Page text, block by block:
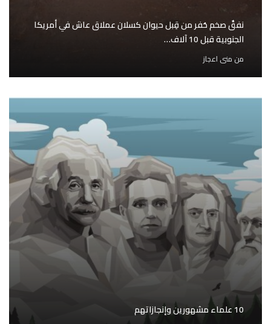
نفقٌ صخم حُفر من قِبل حيوان كسلان عملاق عاش في أمريكا
الجنوبية قبل 10 آلاف…
من منى اعجاز
10 علماء مشهورين وإنجازاتهم